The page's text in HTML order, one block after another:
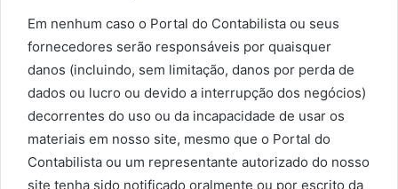
Em nenhum caso o Portal do Contabilista ou seus
fornecedores serão responsáveis ​​por quaisquer
danos (incluindo, sem limitação, danos por perda de
dados ou lucro ou devido a interrupção dos negócios)
decorrentes do uso ou da incapacidade de usar os
materiais em nosso site, mesmo que o Portal do
Contabilista ou um representante autorizado do nosso
site tenha sido notificado oralmente ou por escrito da